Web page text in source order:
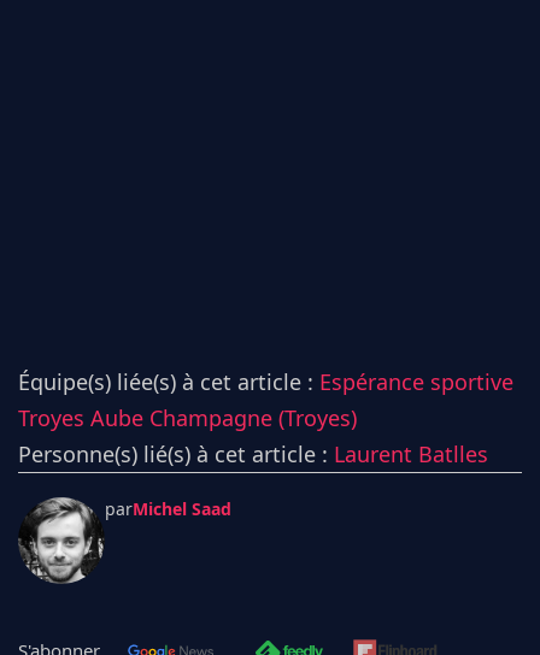
Équipe(s) liée(s) à cet article : Espérance sportive
Troyes Aube Champagne (Troyes)
Personne(s) lié(s) à cet article : Laurent Batlles
parMichel Saad